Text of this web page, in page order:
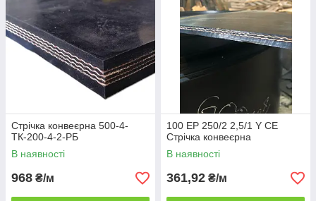
Стрічка конвеєрна 500-4-
ТК-200-4-2-РБ
В наявності
968 ₴/м
100 EP 250/2 2,5/1 Y CE
Стрічка конвеєрна
В наявності
361,92 ₴/м